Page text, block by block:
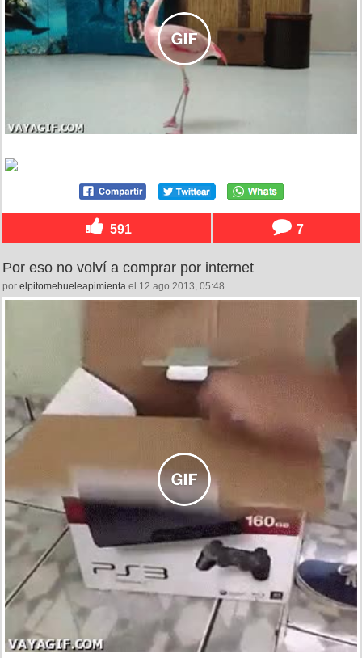
591 7
Por eso no volví a comprar por internet
por elpitomehueleapimienta el 12 ago 2013, 05:48